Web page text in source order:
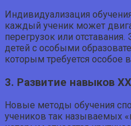
Индивидуализация
каждый ученик может
перегрузок или
детей с особыми
которым требуется особое
3. Развитие навыков
Новые методы обучения
учеников так называемых